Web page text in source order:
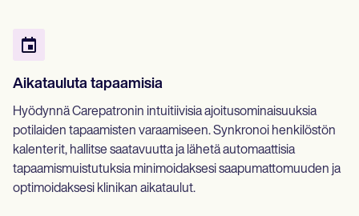
Aikatauluta tapaamisia
Hyödynnä Carepatronin intuitiivisia ajoitusominaisuuksia
potilaiden tapaamisten varaamiseen. Synkronoi henkilöstön
kalenterit, hallitse saatavuutta ja lähetä automaattisia
tapaamismuistutuksia minimoidaksesi saapumattomuuden ja
optimoidaksesi klinikan aikataulut.